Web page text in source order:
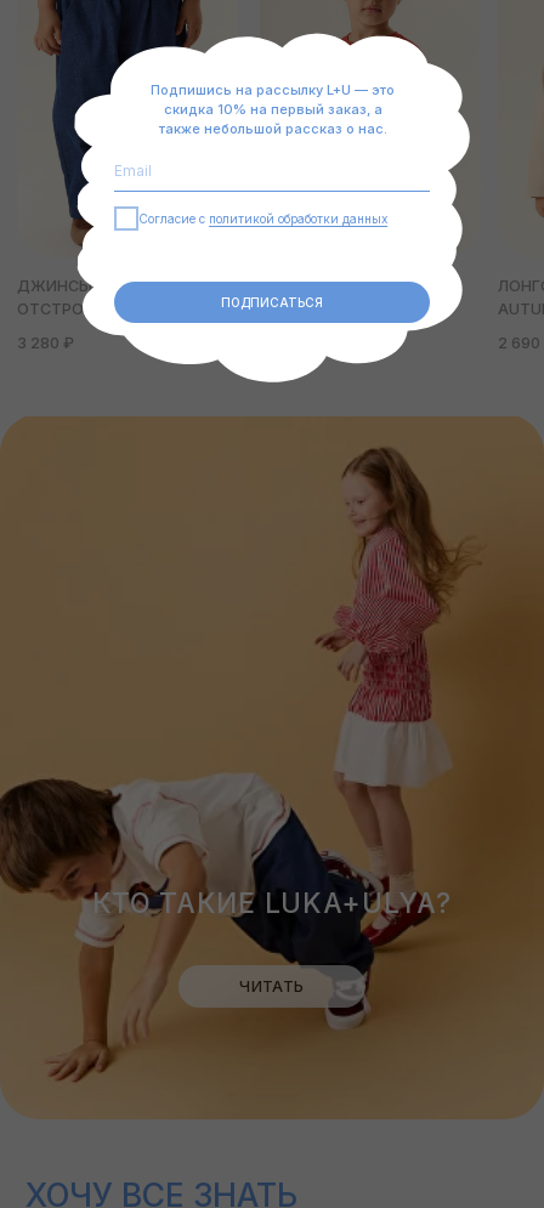
НАШЕ КОМЬЮНИТИ
Согласие с политикой обработки данных
ПОДПИСАТЬСЯ
Подпишись на рассылку L+U — это
скидка 10% на первый заказ, а
также небольшой рассказ о нас.